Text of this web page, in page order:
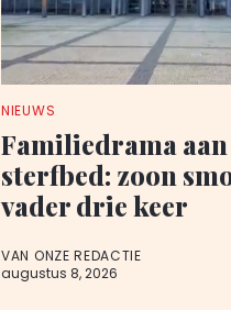
NIEUWS
Familiedrama aan
sterfbed: zoon
vader drie keer
VAN ONZE REDACTIE
augustus 8, 2026